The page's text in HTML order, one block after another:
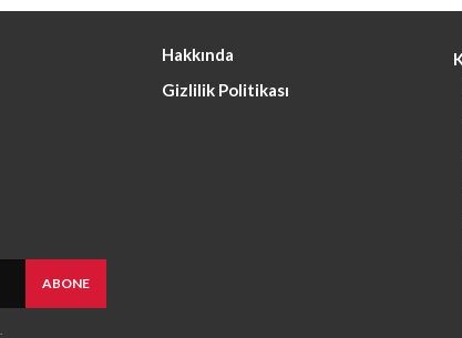
ABONE
Hakkında
Gizlilik Politikası